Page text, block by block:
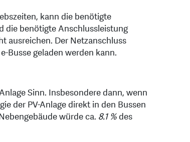
kann die benötigte
die benötigte Anschlussleistung
ausreichen. Der Netzanschluss
Busse geladen werden kann.
Sinn. Insbesondere dann, wenn
der PV-Anlage direkt in den Bussen
würde ca. 8.1 %des